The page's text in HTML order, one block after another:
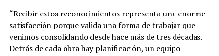
“Recibir estos reconocimientos representa una enorme
satisfacción porque valida una forma de trabajar que
venimos consolidando desde hace más de tres décadas.
Detrás de cada obra hay planificación, un equipo